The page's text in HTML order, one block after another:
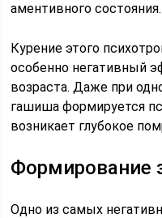
аментивного состояния.
Курение этого
особенно негативный
возраста. Даже при
гашиша формируется
возникает глубокое
Формирование
Одно из самых